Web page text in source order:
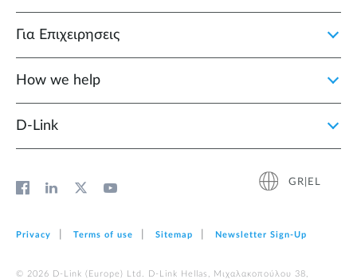
Για Επιχειρησεις
How we help
D‑Link
GR|EL
Privacy Terms of use Sitemap Newsletter Sign‑Up
© 2026 D‑Link (Europe) Ltd. D-Link Hellas, Μιχαλακοπούλου 38,